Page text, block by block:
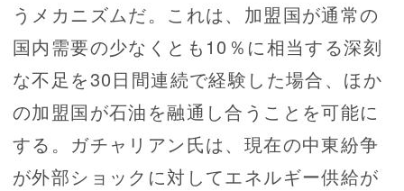
うメカニズムだ。これは、加盟国が通常の
国内需要の少なくとも10％に相当する深刻
な不足を30日間連続で経験した場合、ほか
の加盟国が石油を融通し合うことを可能に
する。ガチャリアン氏は、現在の中東紛争
が外部ショックに対してエネルギー供給が